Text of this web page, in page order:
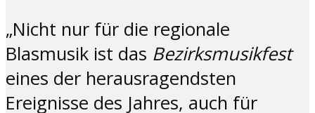
„Nicht nur für die regionale
Blasmusik ist das Bezirksmusikfest
eines der herausragendsten
Ereignisse des Jahres, auch für